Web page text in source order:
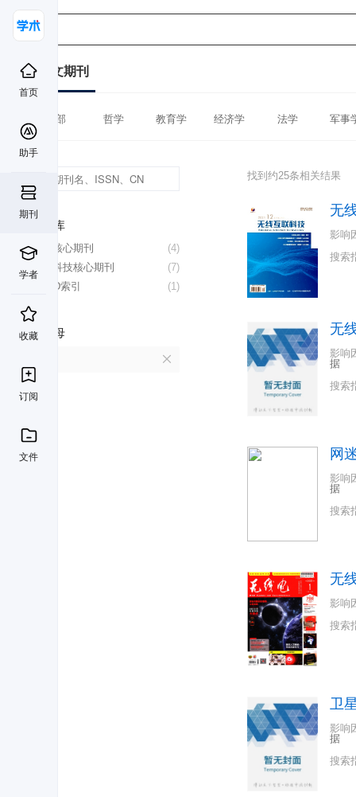
首页
助手
期刊
学者
收藏
订阅
文件
中文期刊
全部 哲学 教育学 经济学 法学 军事
数据库
(4)
北大核心期刊
(7)
中国科技核心期刊
(1)
CSCD索引
首字母
找到约25条相关结果
无
影响
搜索
无
影响
据
搜索
网
影响
据
搜索
无
影响
搜索
卫
影响
据
搜索